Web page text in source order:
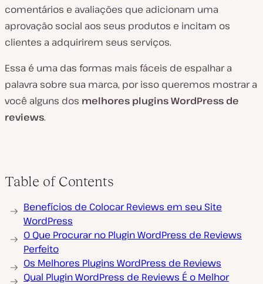
comentários e avaliações que adicionam uma
aprovação social aos seus produtos e incitam os
clientes a adquirirem seus serviços.
Essa é uma das formas mais fáceis de espalhar a
palavra sobre sua marca, por isso queremos mostrar a
você alguns dos melhores plugins WordPress de
reviews.
Table of Contents
Benefícios de Colocar Reviews em seu Site
WordPress
O Que Procurar no Plugin WordPress de Reviews
Perfeito
Os Melhores Plugins WordPress de Reviews
Qual Plugin WordPress de Reviews É o Melhor